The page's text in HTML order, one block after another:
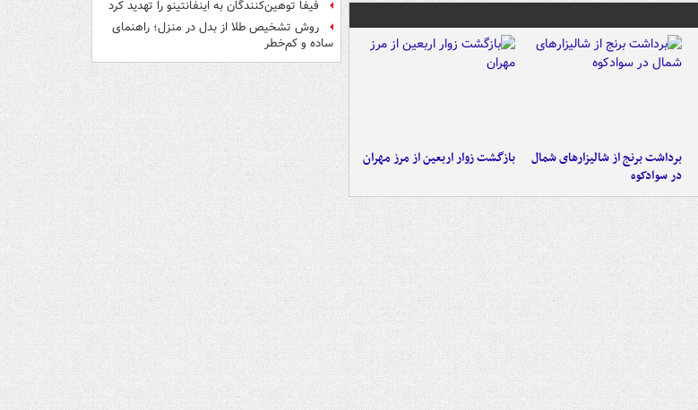
برداشت برنج از شالیزارهای شمال
در سوادکوه
بازگشت زوار اربعین از مرز مهران
فیفا توهین‌کنندگان به اینفانتینو را تهدید کرد
روش تشخیص طلا از بدل در منزل؛ راهنمای
ساده و کم‌خطر